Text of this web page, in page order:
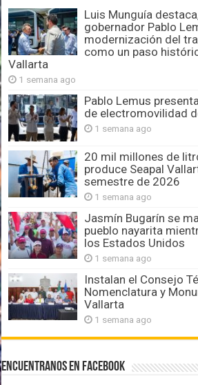
Luis Munguía
gobernador Pablo
modernización del
como un paso
Vallarta
1 semana ago
Pablo Lemus
de electromovilidad
1 semana ago
20 mil millones de
produce Seapal
semestre de 2026
1 semana ago
Jasmín Bugarín se
pueblo nayarita
los Estados Unidos
1 semana ago
Instalan el Consejo
Nomenclatura y
Vallarta
1 semana ago
Encuentranos en Facebook